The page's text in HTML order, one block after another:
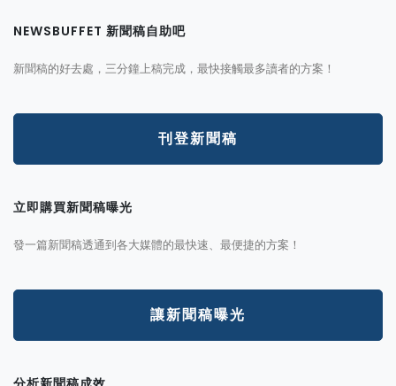
NEWSBUFFET 新聞稿自助吧
新聞稿的好去處，三分鐘上稿完成，最快接觸最多讀者的方案！
刊登新聞稿
立即購買新聞稿曝光
發一篇新聞稿透通到各大媒體的最快速、最便捷的方案！
讓新聞稿曝光